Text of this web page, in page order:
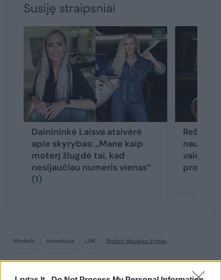
Susiję straipsniai
Dainininkė Laisva atsivėrė
apie skyrybas: „Mane kaip
moterį žlugdė tai, kad
nesijaučiau numeris vienas“
(1)
naują
Modelis Anoreksija LNK Rodyti daugiau žymių